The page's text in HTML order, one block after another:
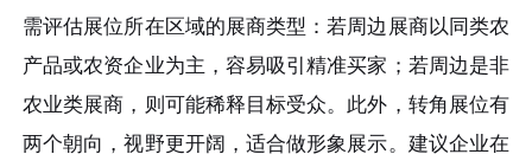
需评估展位所在区域的展商类型：若周边展商以同类农
产品或农资企业为主，容易吸引精准买家；若周边是非
农业类展商，则可能稀释目标受众。此外，转角展位有
两个朝向，视野更开阔，适合做形象展示。建议企业在